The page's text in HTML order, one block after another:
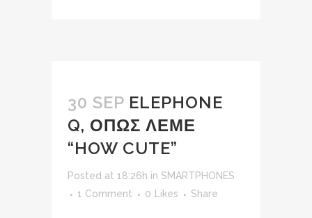
30 SEP ELEPHONE
Q, ΟΠΩΣ ΛΕΜΕ
“HOW CUTE”
Posted at 18:26h in SMARTPHONES
1 Comment
0 Likes Share